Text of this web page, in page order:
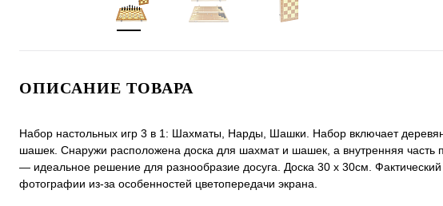
ОПИСАНИЕ ТОВАРА
Набор настольных игр 3 в 1: Шахматы, Нарды, Шашки. Набор включает
шашек. Снаружи расположена доска для шахмат и шашек, а внутренняя часть
— идеальное решение для разнообразие досуга. Доска 30 х 30см.
фотографии из-за особенностей цветопередачи экрана.